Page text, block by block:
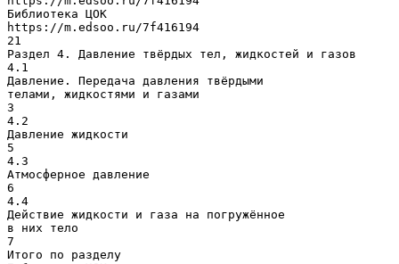
Библиотека ЦОК
https://m.edsoo.ru/7f416194
21
Раздел 4. Давление твёрдых тел, жидкостей и газов
4.1
Давление. Передача давления твёрдыми
телами, жидкостями и газами
3
4.2
Давление жидкости
5
4.3
Атмосферное давление
6
4.4
Действие жидкости и газа на погружённое
в них тело
7
Итого по разделу